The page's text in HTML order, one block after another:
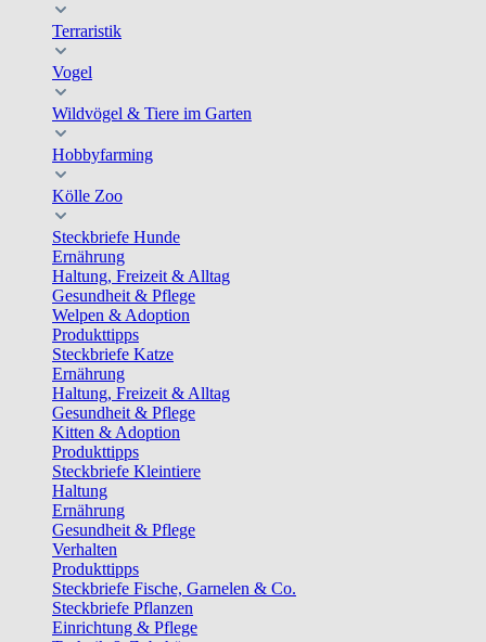
Terraristik
Vogel
Wildvögel & Tiere im Garten
Hobbyfarming
Kölle Zoo
Steckbriefe Hunde
Ernährung
Haltung, Freizeit & Alltag
Gesundheit & Pflege
Welpen & Adoption
Produkttipps
Steckbriefe Katze
Ernährung
Haltung, Freizeit & Alltag
Gesundheit & Pflege
Kitten & Adoption
Produkttipps
Steckbriefe Kleintiere
Haltung
Ernährung
Gesundheit & Pflege
Verhalten
Produkttipps
Steckbriefe Fische, Garnelen & Co.
Steckbriefe Pflanzen
Einrichtung & Pflege